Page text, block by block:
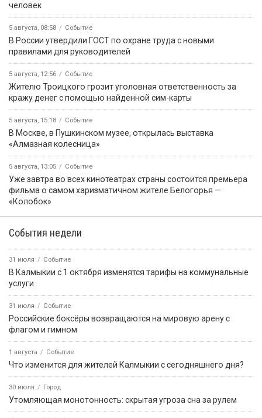
человек
5 августа, 08:58 Событие
В России утвердили ГОСТ по охране труда с новыми
правилами для руководителей
5 августа, 12:56 Событие
Жителю Троицкого грозит уголовная ответственность за
кражу денег с помощью найденной сим-карты
5 августа, 15:18 Событие
В Москве, в Пушкинском музее, открылась выставка
«Алмазная колесница»
5 августа, 13:05 Событие
Уже завтра во всех кинотеатрах страны состоится премьера
фильма о самом харизматичном жителе Белогорья —
«Колобок»
События недели
31 июля Событие
В Калмыкии с 1 октября изменятся тарифы на коммунальные
услуги
31 июля Событие
Российские боксёры возвращаются на мировую арену с
флагом и гимном
1 августа Событие
Что изменится для жителей Калмыкии с сегодняшнего дня?
30 июля Город
Утомляющая монотонность: скрытая угроза сна за рулем